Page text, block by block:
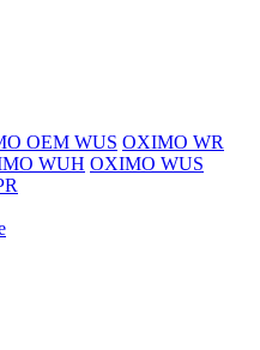
OEM WUS OXIMO WR
WUH OXIMO WUS